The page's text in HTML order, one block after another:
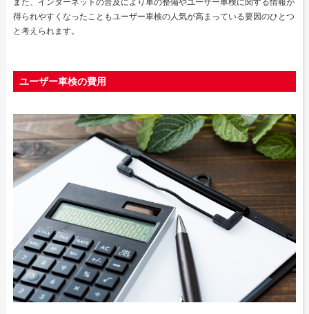
得られやすくなったこともユーザー車検の人気が高まっている要因のひとつ
と考えられます。
ユーザー車検の費用